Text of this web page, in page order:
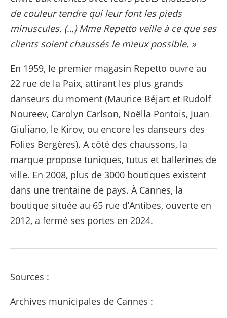
de couleur tendre qui leur font les pieds
minuscules. (…) Mme Repetto veille à ce que ses
clients soient chaussés le mieux possible. »
En 1959, le premier magasin Repetto ouvre au
22 rue de la Paix, attirant les plus grands
danseurs du moment (Maurice Béjart et Rudolf
Noureev, Carolyn Carlson, Noëlla Pontois, Juan
Giuliano, le Kirov, ou encore les danseurs des
Folies Bergères). A côté des chaussons, la
marque propose tuniques, tutus et ballerines de
ville. En 2008, plus de 3000 boutiques existent
dans une trentaine de pays. À Cannes, la
boutique située au 65 rue d’Antibes, ouverte en
2012, a fermé ses portes en 2024.
Sources :
Archives municipales de Cannes :